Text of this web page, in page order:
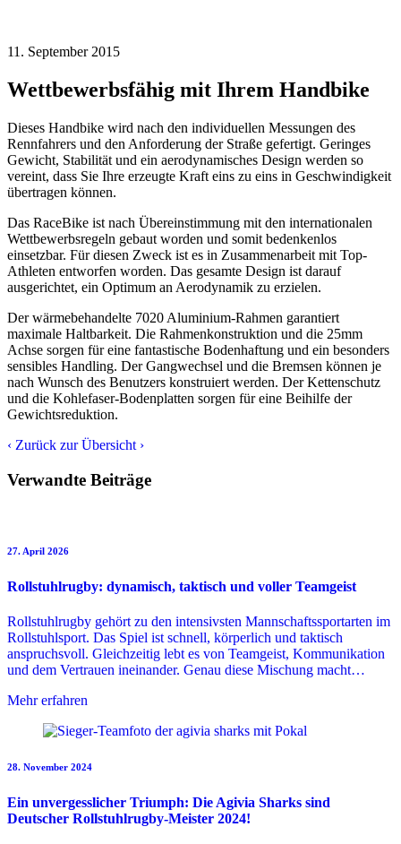
11. September 2015
Wettbewerbsfähig mit Ihrem Handbike
Dieses Handbike wird nach den individuellen Messungen des
Rennfahrers und den Anforderung der Straße gefertigt. Geringes
Gewicht, Stabilität und ein aerodynamisches Design werden so
vereint, dass Sie Ihre erzeugte Kraft eins zu eins in Geschwindigkeit
übertragen können.
Das RaceBike ist nach Übereinstimmung mit den internationalen
Wettbewerbsregeln gebaut worden und somit bedenkenlos
einsetzbar. Für diesen Zweck ist es in Zusammenarbeit mit Top-
Athleten entworfen worden. Das gesamte Design ist darauf
ausgerichtet, ein Optimum an Aerodynamik zu erzielen.
Der wärmebehandelte 7020 Aluminium-Rahmen garantiert
maximale Haltbarkeit. Die Rahmenkonstruktion und die 25mm
Achse sorgen für eine fantastische Bodenhaftung und ein besonders
sensibles Handling. Der Gangwechsel und die Bremsen können je
nach Wunsch des Benutzers konstruiert werden. Der Kettenschutz
und die Kohlefaser-Bodenplatten sorgen für eine Beihilfe der
Gewichtsreduktion.
‹ Zurück zur Übersicht ›
Verwandte Beiträge
27. April 2026
Rollstuhlrugby: dynamisch, taktisch und voller Teamgeist
Rollstuhlrugby gehört zu den intensivsten Mannschaftssportarten im
Rollstuhlsport. Das Spiel ist schnell, körperlich und taktisch
anspruchsvoll. Gleichzeitig lebt es von Teamgeist, Kommunikation
und dem Vertrauen ineinander. Genau diese Mischung macht…
Mehr erfahren
28. November 2024
Ein unvergesslicher Triumph: Die Agivia Sharks sind
Deutscher Rollstuhlrugby-Meister 2024!